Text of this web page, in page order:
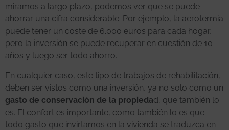
miramos a largo plazo, podemos ver que se puede
ahorrar una cifra considerable. Por ejemplo, la aerotermia
puede tener un coste de 6.000 euros para cada hogar,
pero la inversión se puede recuperar en cuestión de 10
años y luego ser todo ahorro.
En cualquier caso, este tipo de trabajos de rehabilitación,
deben ser vistos como una inversión, ya no solo como un
gasto de conservación de la propiedad, que también lo
es. El confort es importante, como también lo es que
todo gasto que invirtamos en la vivienda se traduzca en